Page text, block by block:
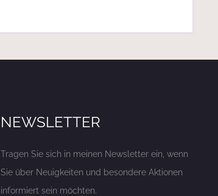
NEWSLETTER
Tragen Sie sich in meinen Newsletter ein, wenn
Sie über Neuigkeiten und besondere Aktionen
informiert sein möchten.